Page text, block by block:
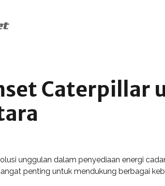
Caterpillar
unggulan dalam penyediaan energi
penting untuk mendukung berbagai